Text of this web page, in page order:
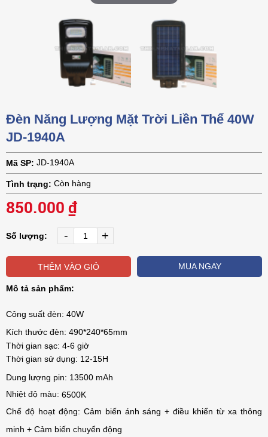
Đèn Năng Lượng Mặt Trời Liền Thể 40W
JD-1940A
Mã SP: JD-1940A
Tình trạng: Còn hàng
850.000 ₫
Số lượng: - +
THÊM VÀO GIỎ MUA NGAY
Mô tả sản phẩm:
Công suất đèn: 40W
Kích thước đèn: 490*240*65mm
Thời gian sạc: 4-6 giờ
Thời gian sử dụng: 12-15H
Dung lượng pin: 13500 mAh
Nhiệt độ màu: 6500K
Chế độ hoạt động: Cảm biến ánh sáng + điều khiển từ xa thông
minh + Cảm biến chuyển động